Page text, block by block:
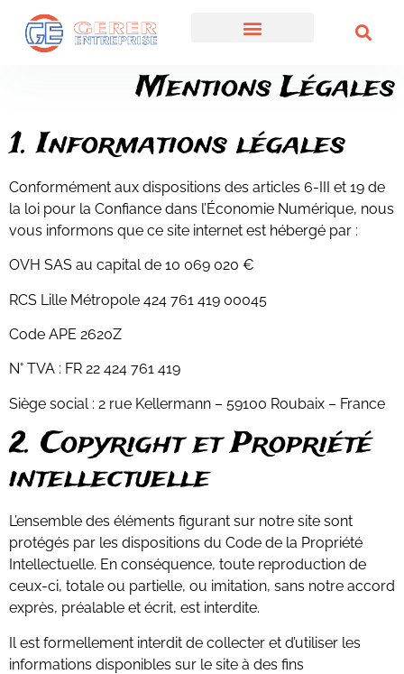
Mentions Légales
1. Informations légales
Conformément aux dispositions des articles 6-III et 19 de
la loi pour la Confiance dans l’Économie Numérique, nous
vous informons que ce site internet est hébergé par :
OVH SAS au capital de 10 069 020 €
RCS Lille Métropole 424 761 419 00045
Code APE 2620Z
N° TVA : FR 22 424 761 419
Siège social : 2 rue Kellermann – 59100 Roubaix – France
2. Copyright et Propriété
intellectuelle
L’ensemble des éléments figurant sur notre site sont
protégés par les dispositions du Code de la Propriété
Intellectuelle. En conséquence, toute reproduction de
ceux-ci, totale ou partielle, ou imitation, sans notre accord
exprès, préalable et écrit, est interdite.
Il est formellement interdit de collecter et d’utiliser les
informations disponibles sur le site à des fins